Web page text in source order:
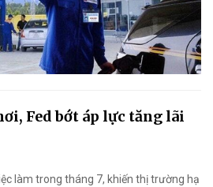
Fed bớt áp lực tăng lãi
làm trong tháng 7, khiến thị trường hạ